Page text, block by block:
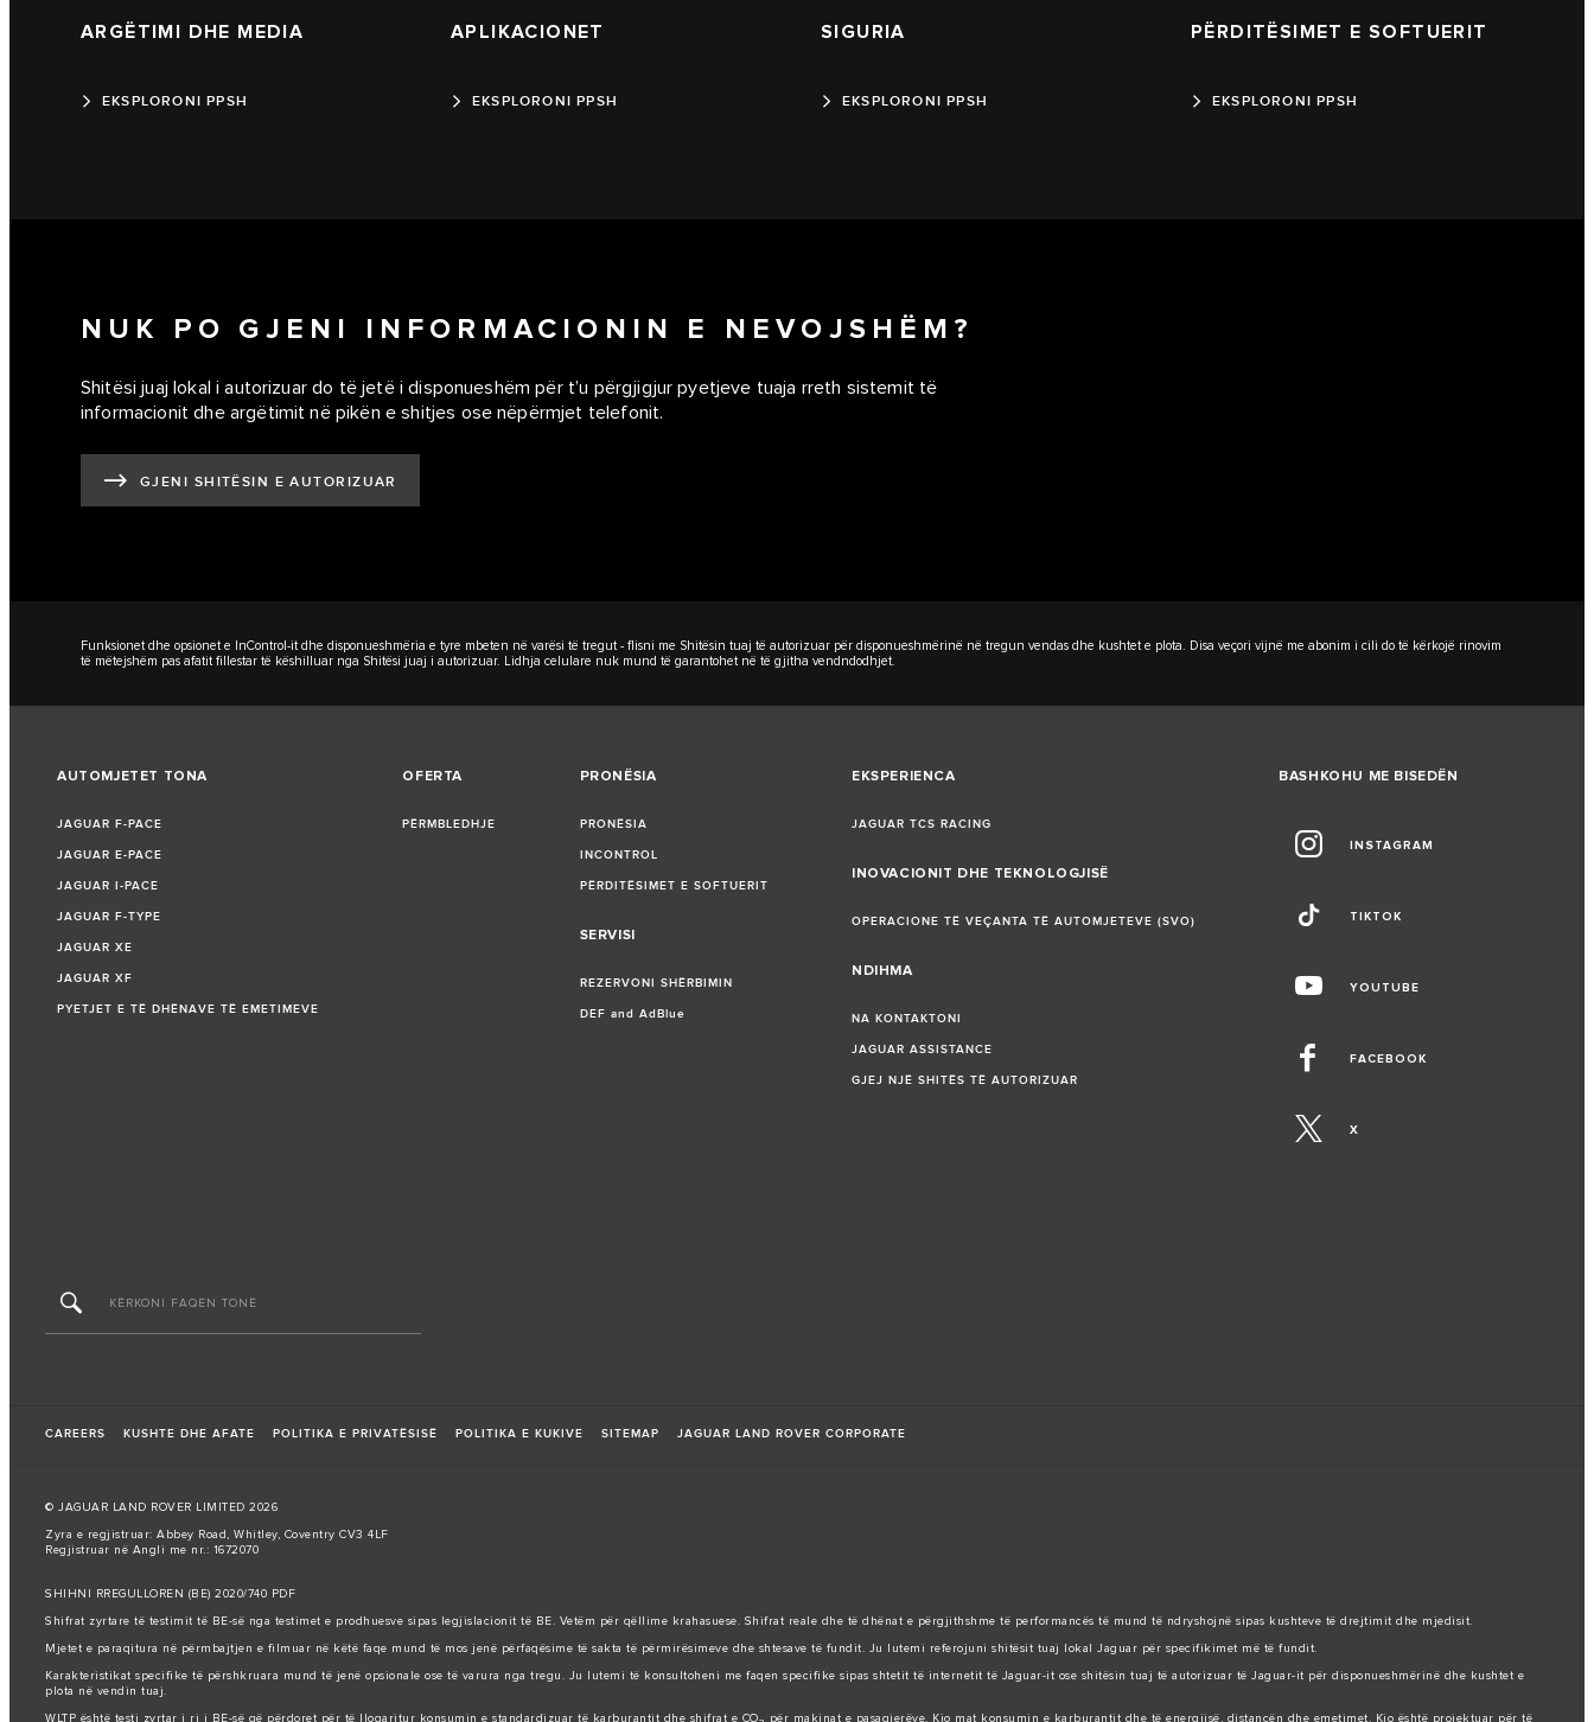
ARGËTIMI DHE MEDIA
EKSPLORONI PPSH
APLIKACIONET
EKSPLORONI PPSH
SIGURIA
EKSPLORONI PPSH
PËRDITËSIMET E SOFTUERIT
EKSPLORONI PPSH
NUK PO GJENI INFORMACIONIN E NEVOJSHËM?
Shitësi juaj lokal i autorizuar do të jetë i disponueshëm për t’u përgjigjur pyetjeve tuaja rreth sistemit të
informacionit dhe argëtimit në pikën e shitjes ose nëpërmjet telefonit.
GJENI SHITËSIN E AUTORIZUAR
Funksionet dhe opsionet e InControl-it dhe disponueshmëria e tyre mbeten në varësi të tregut - flisni me Shitësin tuaj të autorizuar për disponueshmërinë në tregun vendas dhe kushtet e plota. Disa veçori vijnë me abonim i cili do të kërkojë rinovim
të mëtejshëm pas afatit fillestar të këshilluar nga Shitësi juaj i autorizuar. Lidhja celulare nuk mund të garantohet në të gjitha vendndodhjet.
AUTOMJETET TONA
JAGUAR F-PACE
JAGUAR E-PACE
JAGUAR I-PACE
JAGUAR F-TYPE
JAGUAR XE
JAGUAR XF
PYETJET E TË DHËNAVE TË EMETIMEVE
OFERTA
PËRMBLEDHJE
PRONËSIA
PRONËSIA
INCONTROL
PËRDITËSIMET E SOFTUERIT
SERVISI
REZERVONI SHËRBIMIN
DEF and AdBlue
EKSPERIENCA
JAGUAR TCS RACING
INOVACIONIT DHE TEKNOLOGJISË
OPERACIONE TË VEÇANTA TË AUTOMJETEVE (SVO)
NDIHMA
NA KONTAKTONI
JAGUAR ASSISTANCE
GJEJ NJË SHITËS TË AUTORIZUAR
BASHKOHU ME BISEDËN
INSTAGRAM
TIKTOK
YOUTUBE
FACEBOOK
X
CAREERS KUSHTE DHE AFATE POLITIKA E PRIVATËSISË POLITIKA E KUKIVE SITEMAP JAGUAR LAND ROVER CORPORATE
© JAGUAR LAND ROVER LIMITED 2026
Zyra e regjistruar: Abbey Road, Whitley, Coventry CV3 4LF
Regjistruar në Angli me nr.: 1672070
SHIHNI RREGULLOREN (BE) 2020/740 PDF
Shifrat zyrtare të testimit të BE-së nga testimet e prodhuesve sipas legjislacionit të BE. Vetëm për qëllime krahasuese. Shifrat reale dhe të dhënat e përgjithshme të performancës të mund të ndryshojnë sipas kushteve të drejtimit dhe mjedisit.
Mjetet e paraqitura në përmbajtjen e filmuar në këtë faqe mund të mos jenë përfaqësime të sakta të përmirësimeve dhe shtesave të fundit. Ju lutemi referojuni shitësit tuaj lokal Jaguar për specifikimet më të fundit.
Karakteristikat specifike të përshkruara mund të jenë opsionale ose të varura nga tregu. Ju lutemi të konsultoheni me faqen specifike sipas shtetit të internetit të Jaguar-it ose shitësin tuaj të autorizuar të Jaguar-it për disponueshmërinë dhe kushtet e
plota në vendin tuaj.
WLTP është testi zyrtar i ri i BE-së që përdoret për të llogaritur konsumin e standardizuar të karburantit dhe shifrat e CO
për makinat e pasagjerëve. Kjo mat konsumin e karburantit dhe të energjisë, distancën dhe emetimet. Kjo është projektuar për të